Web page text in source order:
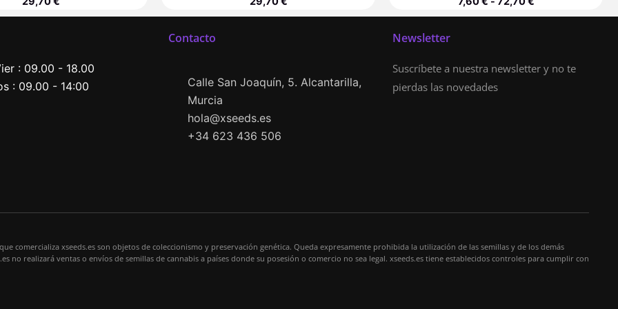
: 09.00 - 18.00
: 09.00 - 14:00
Contacto
Calle San Joaquín, 5. Alcantarilla,
Murcia
hola@xseeds.es
+34 623 436 506
Newsletter
Suscríbete a nuestra newsletter y no te
pierdas las novedades
comercializa xseeds.es son objetos de coleccionismo y preservación genética. Queda expresamente prohibida la utilización de las semillas y de los demás
no realizará ventas o envíos de semillas de cannabis a países donde su posesión o comercio no sea legal. xseeds.es tiene establecidos controles para cumplir con